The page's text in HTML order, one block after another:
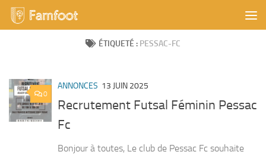
Skip to content
ÉTIQUETÉ : PESSAC-FC
0
ANNONCES 13 JUIN 2025
Recrutement Futsal Féminin Pessac
Fc
Bonjour à toutes, Le club de Pessac Fc souhaite